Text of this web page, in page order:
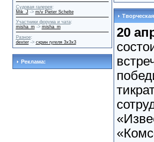
Судовая галерея:
Mik_J -> m/v Pieter Schelte
Участники форума и чата:
misha_m -> misha_m
Разное:
dexter-> скрин гугеля 3x3x3
Реклама:
20